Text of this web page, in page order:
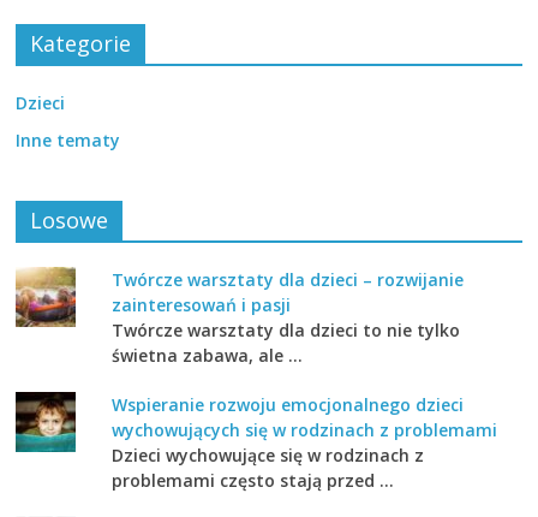
Kategorie
Dzieci
Inne tematy
Losowe
Twórcze warsztaty dla dzieci – rozwijanie
zainteresowań i pasji
Twórcze warsztaty dla dzieci to nie tylko
świetna zabawa, ale …
Wspieranie rozwoju emocjonalnego dzieci
wychowujących się w rodzinach z problemami
Dzieci wychowujące się w rodzinach z
problemami często stają przed …